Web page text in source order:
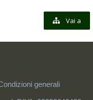
Vai a
generali